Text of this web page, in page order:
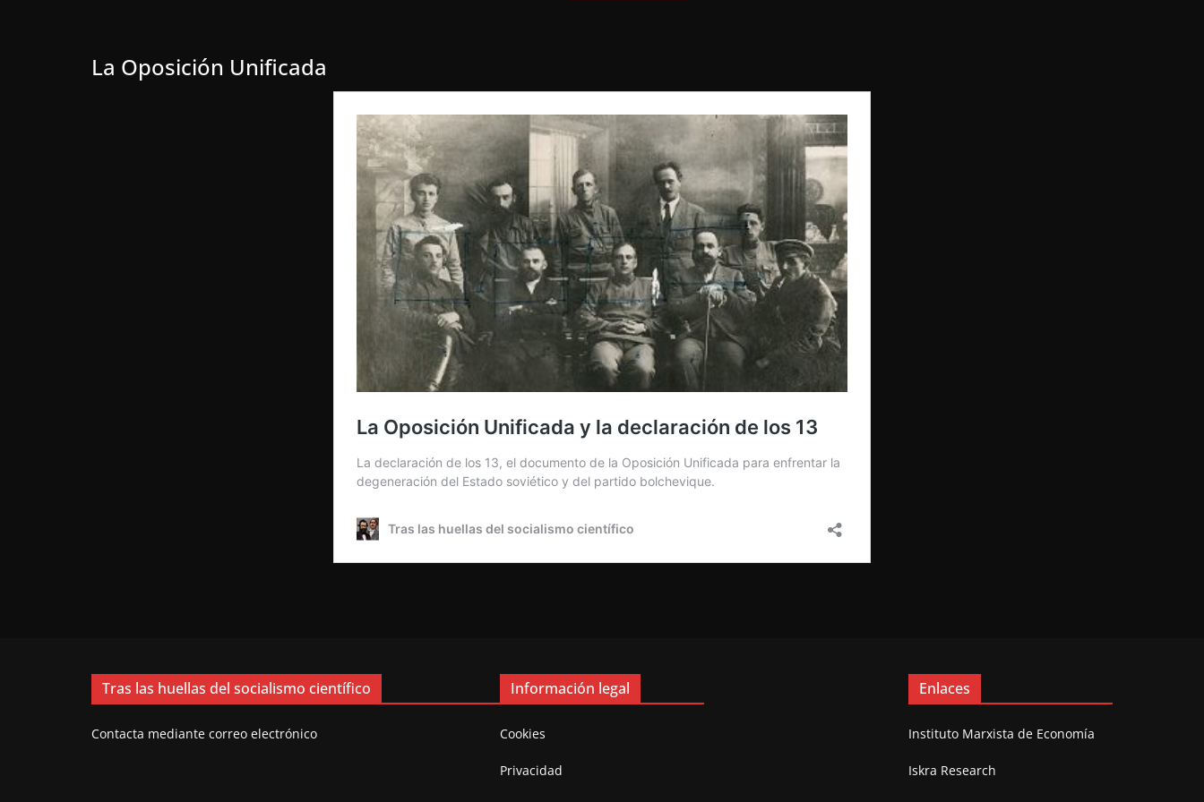
La Oposición Unificada
Tras las huellas del socialismo científico
Contacta mediante correo electrónico
Información legal
Cookies
Privacidad
Enlaces
Instituto Marxista de Economía
Iskra Research